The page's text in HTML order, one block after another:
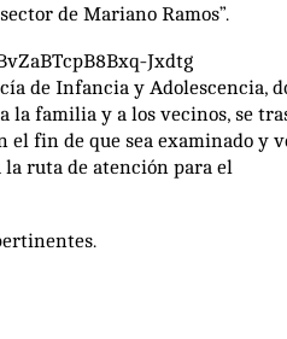
de Mariano Ramos”.
Jxdtg
de Infancia y Adolescencia,
la familia y a los vecinos, se
fin de que sea examinado y
ruta de atención para el